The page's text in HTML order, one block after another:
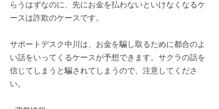
らうはずなのに、先にお金を払わないといけなくなるケ
ースは詐欺のケースです。
サポートデスク中川は、お金を騙し取るために都合のよ
い話をいってくるケースが予想できます。サクラの話を
信じてしまうと騙されてしまうので、注意してくださ
い。